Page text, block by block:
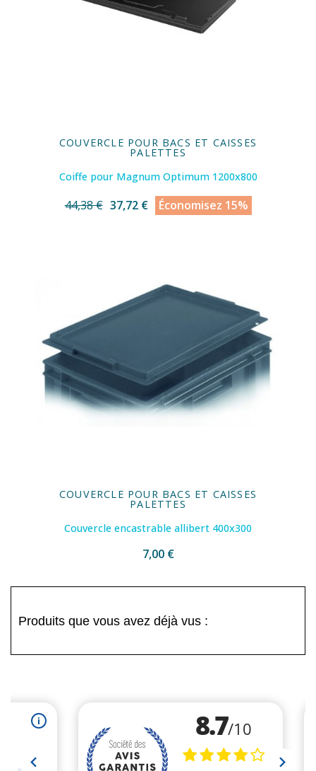
COUVERCLE POUR BACS ET CAISSES
PALETTES
Coiffe pour Magnum Optimum 1200x800
44,38 € 37,72 € Économisez 15%
COUVERCLE POUR BACS ET CAISSES
PALETTES
Couvercle encastrable allibert 400x300
7,00 €
Produits que vous avez déjà vus :